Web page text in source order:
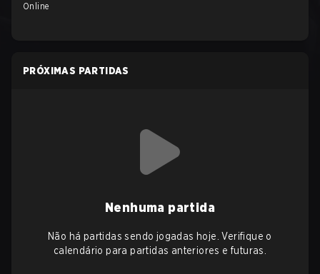
Online
PRÓXIMAS PARTIDAS
Nenhuma partida
Não há partidas sendo jogadas hoje. Verifique o
calendário para partidas anteriores e futuras.